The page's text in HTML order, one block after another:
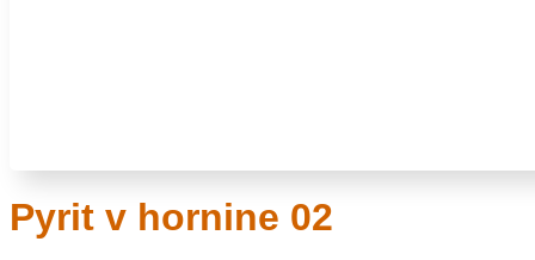
Pyrit v hornine 02